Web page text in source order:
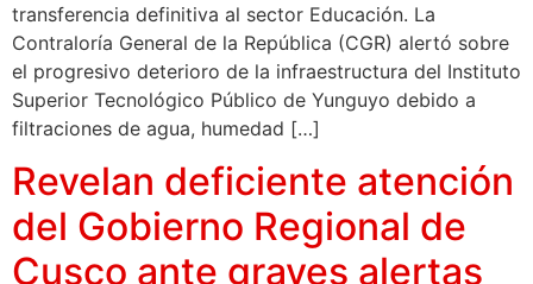
transferencia definitiva al sector Educación. La
Contraloría General de la República (CGR) alertó sobre
el progresivo deterioro de la infraestructura del Instituto
Superior Tecnológico Público de Yunguyo debido a
filtraciones de agua, humedad […]
Revelan deficiente atención
del Gobierno Regional de
Cusco ante graves alertas